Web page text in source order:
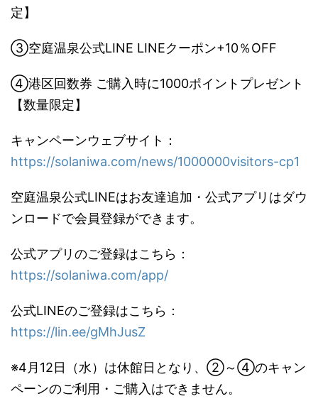
定】
③空庭温泉公式LINE LINEクーポン+10％OFF
④港区回数券 ご購入時に1000ポイントプレゼント
【数量限定】
キャンペーンウェブサイト：
https://solaniwa.com/news/1000000visitors-cp1
空庭温泉公式LINEはお友達追加・公式アプリはダウ
ンロードで会員登録ができます。
公式アプリのご登録はこちら：
https://solaniwa.com/app/
公式LINEのご登録はこちら：
https://lin.ee/gMhJusZ
※4月12日（水）は休館日となり、②～④のキャン
ペーンのご利用・ご購入はできません。